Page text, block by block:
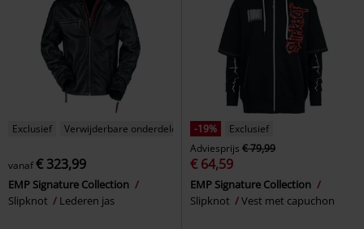
Exclusief Verwijderbare onderdelen
vanaf€ 323,99
EMP Signature Collection
Slipknot
Lederen jas
-19%
Exclusief
Adviesprijs € 79,99
€ 64,59
EMP Signature Collection
Slipknot
Vest met capuchon